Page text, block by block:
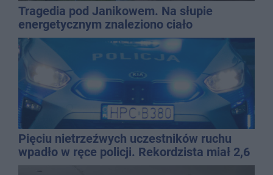
Tragedia pod Janikowem. Na słupie
energetycznym znaleziono ciało
mężczyzny
Pięciu nietrzeźwych uczestników ruchu
wpadło w ręce policji. Rekordzista miał 2,6
promila